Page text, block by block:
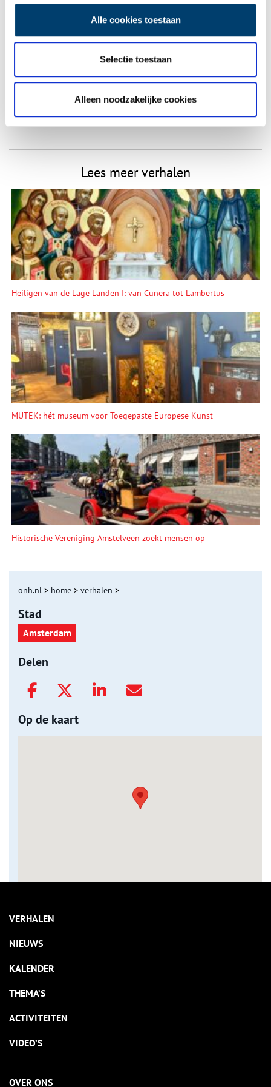
Alle cookies toestaan
Selectie toestaan
Alleen noodzakelijke cookies
Naam*
Vink dit aan als u op de hoogte gehouden wil worden.
Lees meer verhalen
Heiligen van de Lage Landen I: van Cunera tot Lambertus
MUTEK: hét museum voor Toegepaste Europese Kunst
Historische Vereniging Amstelveen zoekt mensen op
onh.nl > home > verhalen >
Stad
Amsterdam
Delen
Op de kaart
VERHALEN
NIEUWS
KALENDER
THEMA’S
ACTIVITEITEN
VIDEO’S
OVER ONS